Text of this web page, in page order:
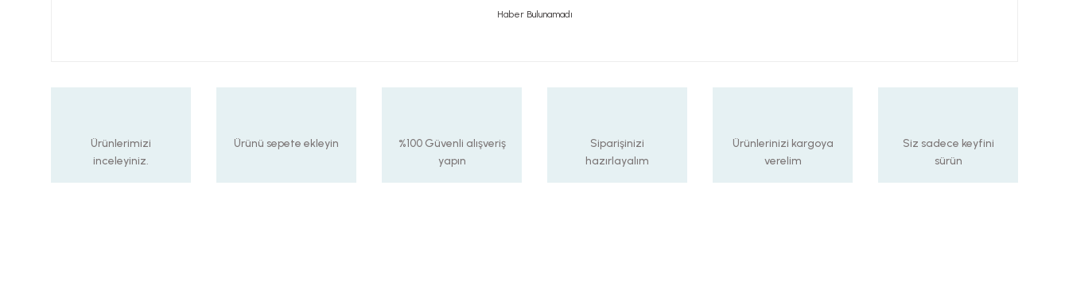
Haber Bulunamadı
Ürünlerimizi
inceleyiniz.
Ürünü sepete ekleyin
%100 Güvenli alışveriş
yapın
Siparişinizi
hazırlayalım
Ürünlerinizi kargoya
verelim
Siz sadece keyfini
sürün